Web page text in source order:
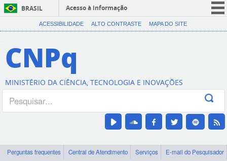
BRASIL
Acesso à informação
CORONAVÍRUS (COVID-19)
Canais
ACESSIBILIDADE ALTO CONTRASTE MAPA DO SITE
CNPq
MINISTÉRIO DA CIÊNCIA, TECNOLOGIA E INOVAÇÕES
Perguntas frequentes Central de Atendimento Serviços
E-mail do Pesquisador